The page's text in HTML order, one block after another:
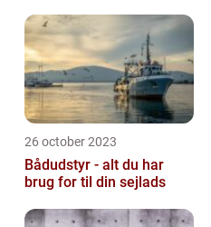
26 october 2023
Bådudstyr - alt du har
brug for til din sejlads